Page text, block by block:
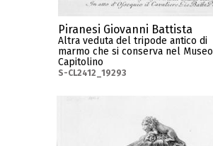
Piranesi Giovanni Battista
Altra veduta del tripode antico di
marmo che si conserva nel Museo
Capitolino
S-CL2412_19293